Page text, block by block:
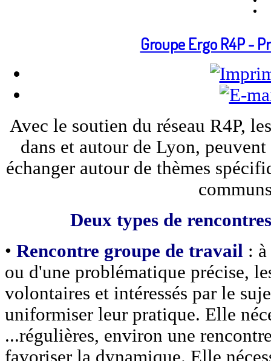
Groupe Ergo R4P -
Avec le soutien du réseau R4P,
dans et autour de Lyon,
échanger autour de thèmes
Deux types de
• Rencontre groupe de travail :
ou d'une problématique précise,
volontaires et intéressés par le
uniformiser leur pratique. Elle
...régulières, environ une
favoriser la dynamique. Elle